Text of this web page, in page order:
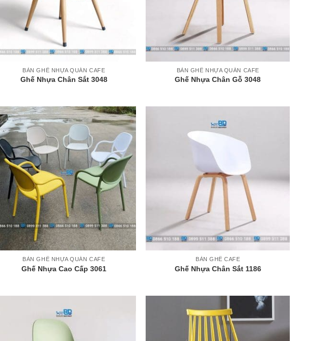
+
BÀN GHẾ NHỰA QUÁN CAFE
Ghế Nhựa Chân Sắt 3048
+
BÀN GHẾ NHỰA QUÁN CAFE
Ghế Nhựa Chân Gỗ 3048
BÀN GHẾ NHỰA QUÁN CAFE
Ghế Nhựa Cao Cấp 3061
+
BÀN GHẾ CAFE
Ghế Nhựa Chân Sắt 1186